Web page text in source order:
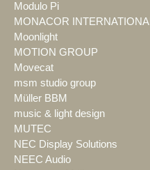
Modulo Pi
MONACOR INTERNATIONAL
Moonlight
MOTION GROUP
Movecat
msm studio group
Müller BBM
music & light design
MUTEC
NEC Display Solutions
NEEC Audio